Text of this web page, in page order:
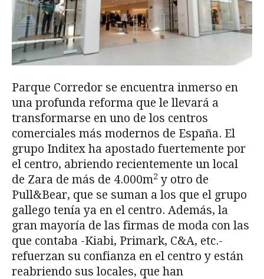
Parque Corredor se encuentra inmerso en
una profunda reforma que le llevará a
transformarse en uno de los centros
comerciales más modernos de España. El
grupo Inditex ha apostado fuertemente por
el centro, abriendo recientemente un local
de Zara de más de 4.000m2 y otro de
Pull&Bear, que se suman a los que el grupo
gallego tenía ya en el centro. Además, la
gran mayoría de las firmas de moda con las
que contaba -Kiabi, Primark, C&A, etc.-
refuerzan su confianza en el centro y están
reabriendo sus locales, que han